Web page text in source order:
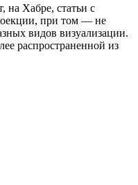
на Хабре, статьи с
при том — не
видов визуализации.
распространенной из